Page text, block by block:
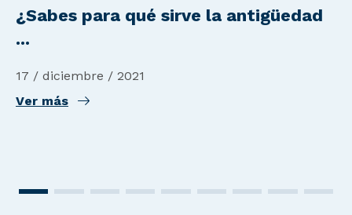
¿Sabes para qué sirve la antigüedad
...
17 / diciembre / 2021
Ver más